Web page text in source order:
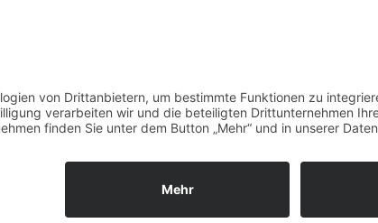
Sendling-Westpark. Wir
Ihr Dr. Henrik-Christian